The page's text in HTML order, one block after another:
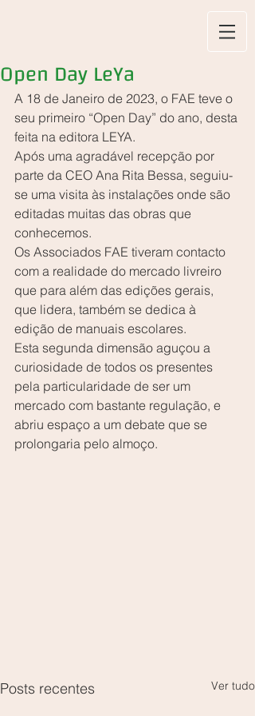
Open Day LeYa
A 18 de Janeiro de 2023, o FAE teve o
seu primeiro “Open Day” do ano, desta
feita na editora LEYA.
Após uma agradável recepção por
parte da CEO Ana Rita Bessa, seguiu-
se uma visita às instalações onde são
editadas muitas das obras que
conhecemos.
Os Associados FAE tiveram contacto
com a realidade do mercado livreiro
que para além das edições gerais,
que lidera, também se dedica à
edição de manuais escolares.
Esta segunda dimensão aguçou a
curiosidade de todos os presentes
pela particularidade de ser um
mercado com bastante regulação, e
abriu espaço a um debate que se
prolongaria pelo almoço.
Posts recentes Ver tudo